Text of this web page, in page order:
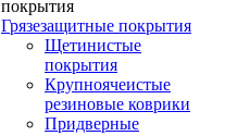
Грязезащитные покрытия
Щетинистые
покрытия
Крупноячеистые
резиновые коврики
Придверные